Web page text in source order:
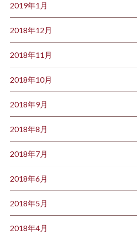
2019年1月
2018年12月
2018年11月
2018年10月
2018年9月
2018年8月
2018年7月
2018年6月
2018年5月
2018年4月